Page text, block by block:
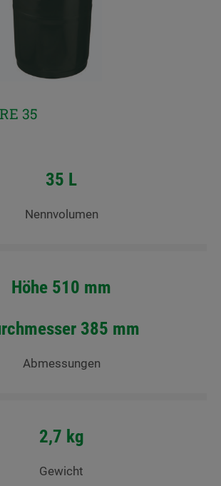
35
35 L
Nennvolumen
Höhe 510 mm
385 mm
Abmessungen
2,7 kg
Gewicht